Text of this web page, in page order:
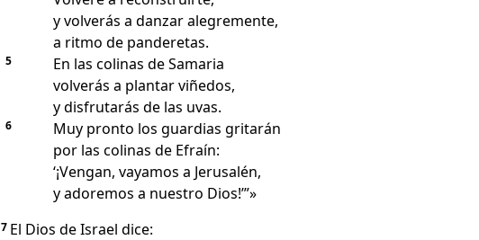
y volverás a danzar alegremente,
a ritmo de panderetas.
5
En las colinas de Samaria
volverás a plantar viñedos,
y disfrutarás de las uvas.
6
Muy pronto los guardias gritarán
por las colinas de Efraín:
‘¡Vengan, vayamos a Jerusalén,
y adoremos a nuestro Dios!’”»
7 El Dios de Israel dice: